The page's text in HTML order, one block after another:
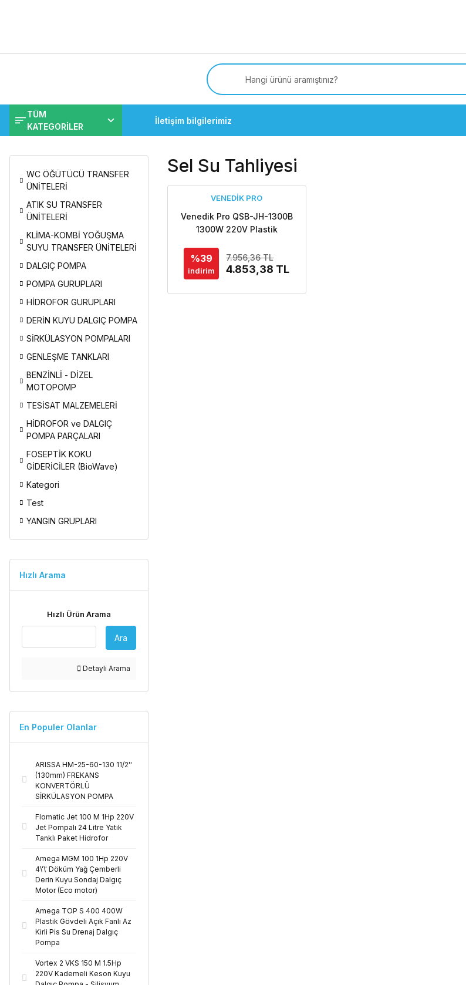
TÜM
KATEGORİLER
İletişim bilgilerimiz
WC ÖĞÜTÜCÜ TRANSFER
ÜNİTELERİ
ATIK SU TRANSFER
ÜNİTELERİ
KLİMA-KOMBİ YOĞUŞMA
SUYU TRANSFER ÜNİTELERİ
DALGIÇ POMPA
POMPA GURUPLARI
HİDROFOR GURUPLARI
DERİN KUYU DALGIÇ POMPA
SİRKÜLASYON POMPALARI
GENLEŞME TANKLARI
BENZİNLİ - DİZEL
MOTOPOMP
TESİSAT MALZEMELERİ
HİDROFOR ve DALGIÇ
POMPA PARÇALARI
FOSEPTİK KOKU
GİDERİCİLER (BioWave)
Kategori
Test
YANGIN GRUPLARI
Hızlı Arama
Hızlı Ürün Arama
Ara
Detaylı Arama
En Populer Olanlar
ARISSA HM-25-60-130 11/2''
(130mm) FREKANS
KONVERTÖRLÜ
SİRKÜLASYON POMPA
Flomatic Jet 100 M 1Hp 220V
Jet Pompalı 24 Litre Yatık
Tanklı Paket Hidrofor
Amega MGM 100 1Hp 220V
4\'\' Döküm Yağ Çemberli
Derin Kuyu Sondaj Dalgıç
Motor (Eco motor)
Amega TOP S 400 400W
Plastik Gövdeli Açık Fanlı Az
Kirli Pis Su Drenaj Dalgıç
Pompa
Vortex 2 VKS 150 M 1.5Hp
220V Kademeli Keson Kuyu
Sel Su Tahliyesi
VENEDİK PRO
Venedik Pro QSB-JH-1300B
1300W 220V Plastik
Dalgıç Pompa (Geniş
Emişli)
%39
indirim
7.956,36 TL
4.853,38 TL